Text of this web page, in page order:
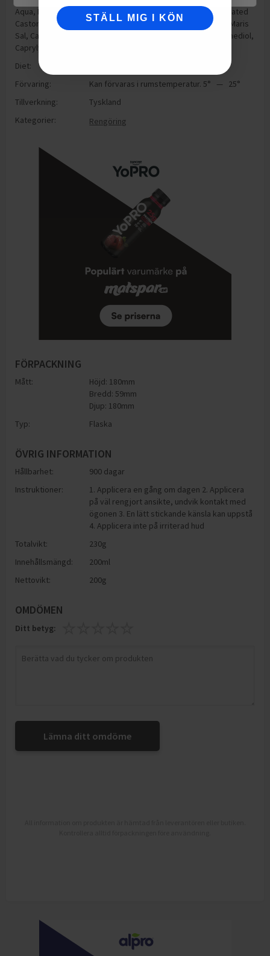
Aqua, Methylpropanediol, PEG-8, Glycerin, PEG-40 Hydrogenated
Castor Oil, Sodium Hyaluronate, Niacinamide, Salicylic Acid, Maris
Sal, Carnitine, Sodium Hydroxide, Phenoxyethanol, 1,2-Hexanediol,
Caprylyl Glycol, Parfum
Diet:
Förvaring:
Kan förvaras i rumstemperatur. 5° — 25°
Tillverkning:
Tyskland
Kategorier:
Rengöring
FÖRPACKNING
Mått:
Höjd: 180mm
Bredd: 59mm
Djup: 180mm
Typ:
Flaska
ÖVRIG INFORMATION
Hållbarhet:
900 dagar
Instruktioner:
1. Applicera en gång om dagen 2. Applicera
på väl rengjort ansikte, undvik kontakt med
ögonen 3. En lätt stickande känsla kan uppstå
4. Applicera inte på irriterad hud
Totalvikt:
230g
Innehållsmängd:
200ml
Nettovikt:
200g
OMDÖMEN
Ditt betyg:
Lämna ditt omdöme
STÄLL MIG I KÖN